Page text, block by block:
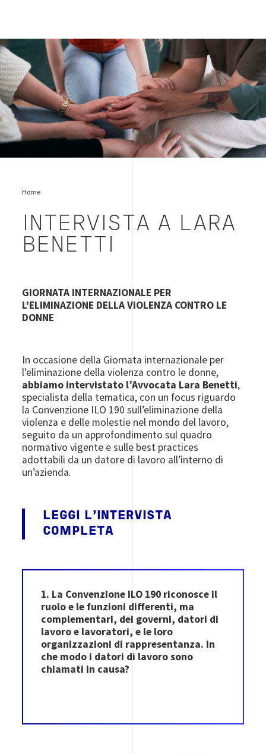
women-supporting
Home
INTERVISTA A LARA
BENETTI
GIORNATA INTERNAZIONALE PER
L'ELIMINAZIONE DELLA VIOLENZA CONTRO LE
DONNE
In occasione della Giornata internazionale per
l'eliminazione della violenza contro le donne,
abbiamo intervistato l’Avvocata Lara Benetti,
specialista della tematica, con un focus riguardo
la Convenzione ILO 190 sull’eliminazione della
violenza e delle molestie nel mondo del lavoro,
seguito da un approfondimento sul quadro
normativo vigente e sulle best practices
adottabili da un datore di lavoro all’interno di
un’azienda.
LEGGI L'INTERVISTA
COMPLETA
1. La Convenzione ILO 190 riconosce il
ruolo e le funzioni differenti, ma
complementari, dei governi, datori di
lavoro e lavoratori, e le loro
organizzazioni di rappresentanza. In
che modo i datori di lavoro sono
chiamati in causa?